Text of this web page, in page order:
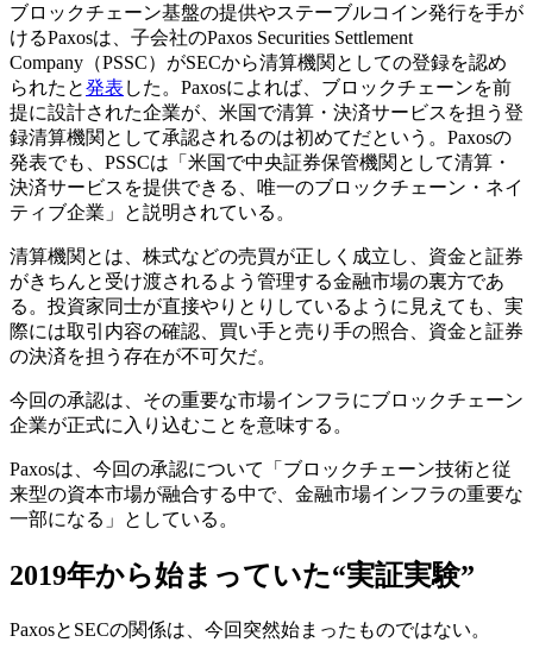
ブロックチェーン基盤の提供やステーブルコイン発行を手が
けるPaxosは、子会社のPaxos Securities Settlement
Company（PSSC）がSECから清算機関としての登録を認め
られたと発表 した。Paxosによれば、ブロックチェーンを前
提に設計された企業が、米国で清算・決済サービスを担う登
録清算機関として承認されるのは初めてだという。Paxosの
発表でも、PSSCは「米国で中央証券保管機関として清算・
決済サービスを提供できる、唯一のブロックチェーン・ネイ
ティブ企業」と説明されている。
清算機関とは、株式などの売買が正しく成立し、資金と証券
がきちんと受け渡されるよう管理する金融市場の裏方であ
る。投資家同士が直接やりとりしているように見えても、実
際には取引内容の確認、買い手と売り手の照合、資金と証券
の決済を担う存在が不可欠だ。
今回の承認は、その重要な市場インフラにブロックチェーン
企業が正式に入り込むことを意味する。
Paxosは、今回の承認について「ブロックチェーン技術と従
来型の資本市場が融合する中で、金融市場インフラの重要な
一部になる」としている。
2019年から始まっていた“実証実験”
PaxosとSECの関係は、今回突然始まったものではない。